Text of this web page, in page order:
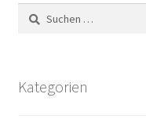
Suchen
nach:
Kategorien